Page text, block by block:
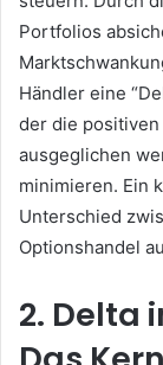
Portfolios
Händler eine
der die
ausgeglichen
minimieren. Ein
Unterschied
Optionshandel
2. Delta